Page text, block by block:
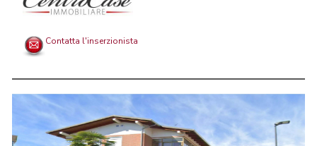
Contatta l'inserzionista